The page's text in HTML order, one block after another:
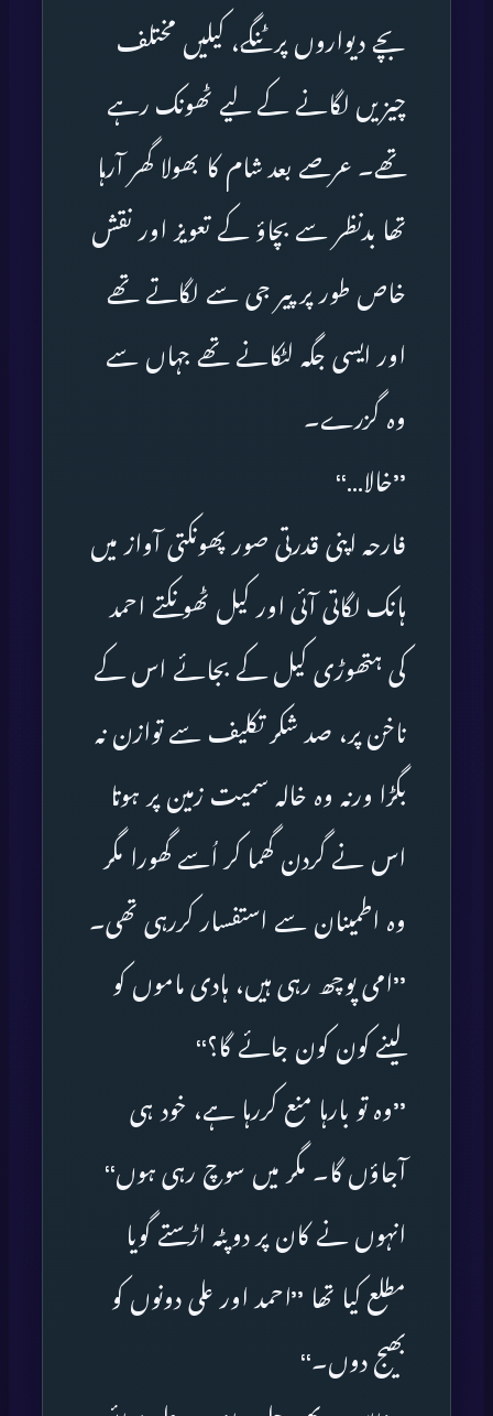
بچے دیواروں پر ٹنگے، کیلیں مختلف
چیزیں لگانے کے لیے ٹھونک رہے
تھے۔ عرصے بعد شام کا بھولا گھر آرہا
تھا بدنظر سے بچاؤ کے تعویز اور نقش
خاص طور پر پیر جی سے لگاتے تھے
اور ایسی جگہ لٹکانے تھے جہاں سے
وہ گزرے۔
’’خالا…‘‘
فارحہ اپنی قدرتی صور پھونکتی آواز میں
ہانک لگاتی آئی اور کیل ٹھونکتے احمد
کی ہتھوڑی کیل کے بجائے اس کے
ناخن پر، صد شکر تکلیف سے توازن نہ
بگڑا ورنہ وہ خالہ سمیت زمین پر ہوتا
اس نے گردن گھما کر اُسے گھورا مگر
وہ اطمینان سے استفسار کررہی تھی۔
’’امی پوچھ رہی ہیں، ہادی ماموں کو
لینے کون کون جائے گا؟‘‘
’’وہ تو بارہا منع کررہا ہے، خود ہی
آجاؤں گا۔ مگر میں سوچ رہی ہوں‘‘
انہوں نے کان پر دوپٹہ اڑستے گویا
مطلع کیا تھا ’’احمد اور علی دونوں کو
بھیج دوں۔‘‘